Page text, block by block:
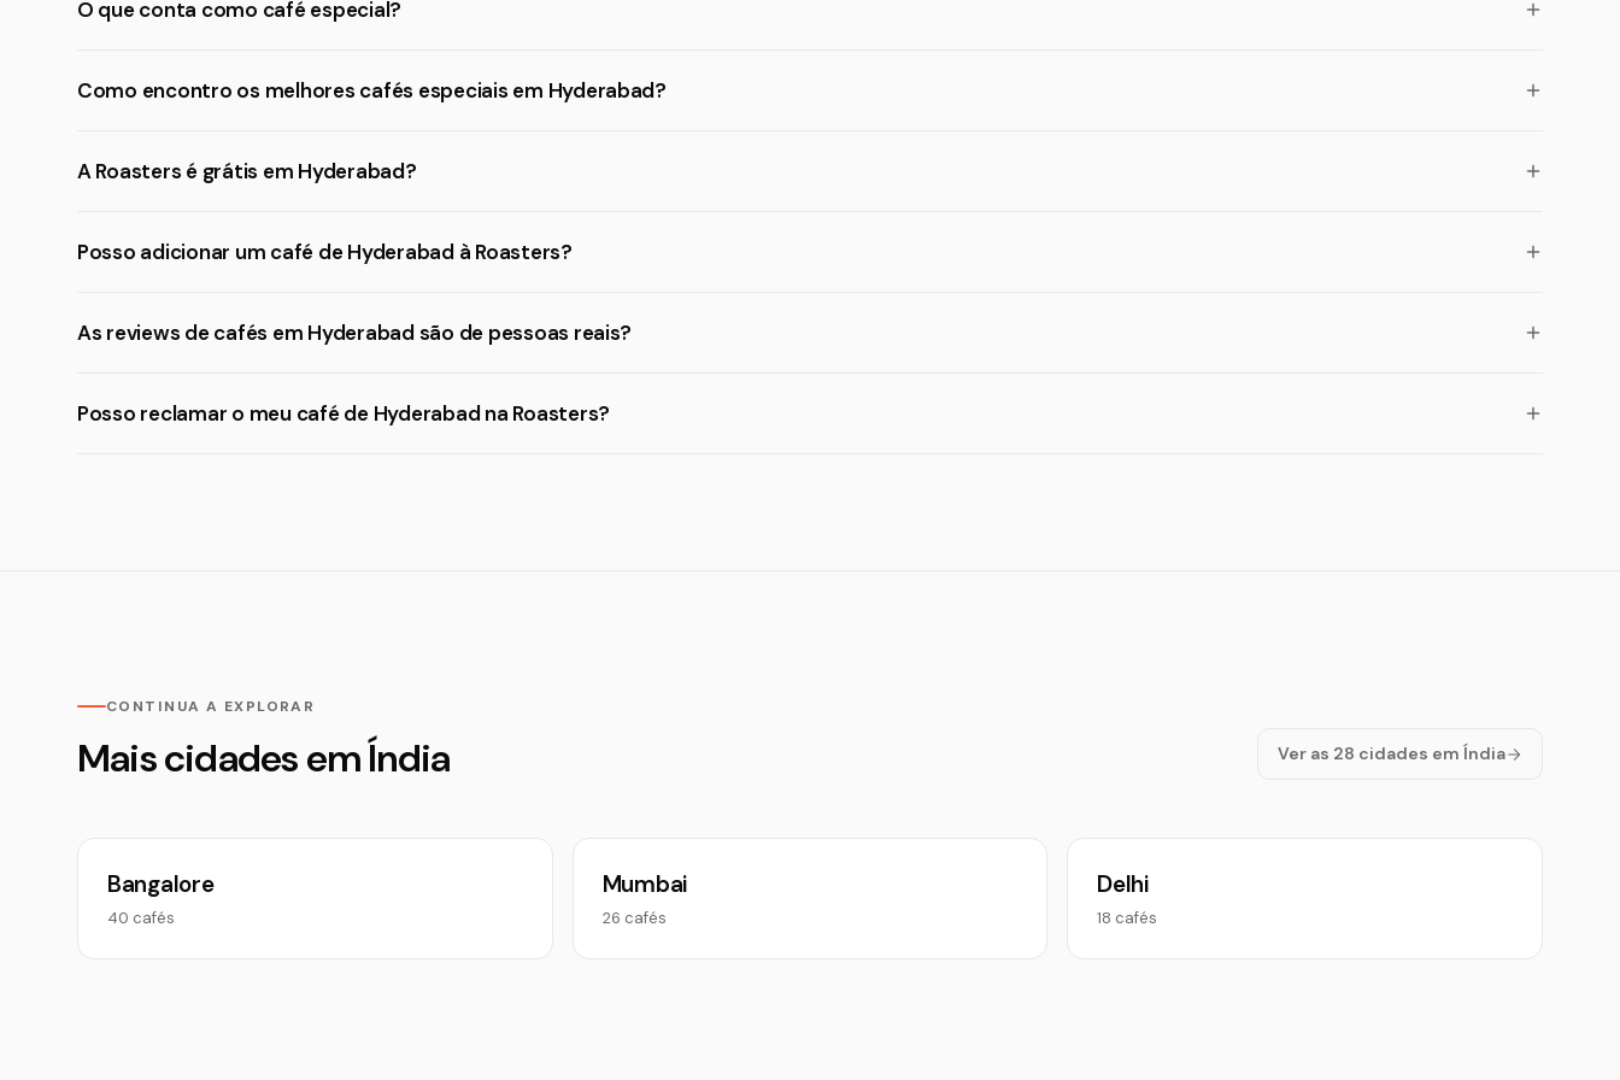
O que conta como café especial?
Como encontro os melhores cafés especiais em Hyderabad?
A Roasters é grátis em Hyderabad?
Posso adicionar um café de Hyderabad à Roasters?
As reviews de cafés em Hyderabad são de pessoas reais?
Posso reclamar o meu café de Hyderabad na Roasters?
CONTINUA A EXPLORAR
Mais cidades em Índia Ver as 28 cidades em Índia
Bangalore
40 cafés
Mumbai
26 cafés
Delhi
18 cafés